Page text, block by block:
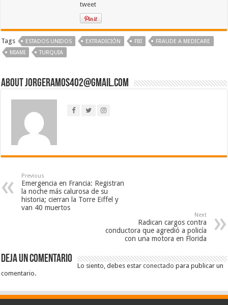
tweet
Tags ESTADOS UNIDOS EXTRADICIÓN FBI
FRAUDE A MEDICARE
MIAMI
TURQUIA
About jorgeramos402@gmail.com
Previous
Emergencia en Francia: Registran
la noche más calurosa de su
historia; cierran la Torre Eiffel y
van 40 muertos
Next
Radican cargos contra
conductora que agredió a policía
con una motora en Florida
Deja un comentario
Lo siento, debes estarconectado para publicar un
comentario.